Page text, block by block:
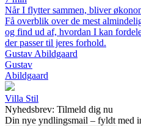
Når I flytter sammen, bliver
Få overblik over de mest
og find ud af, hvordan I kan
der passer til jeres forhold.
Gustav Abildgaard
Gustav
Abildgaard
Villa Stil
Nyhedsbrev: Tilmeld dig nu
Din nye yndlingsmail – fyldt med